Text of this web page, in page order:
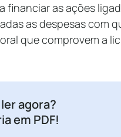
financiar as ações
as despesas com
que comprovem a
agora?
em PDF!